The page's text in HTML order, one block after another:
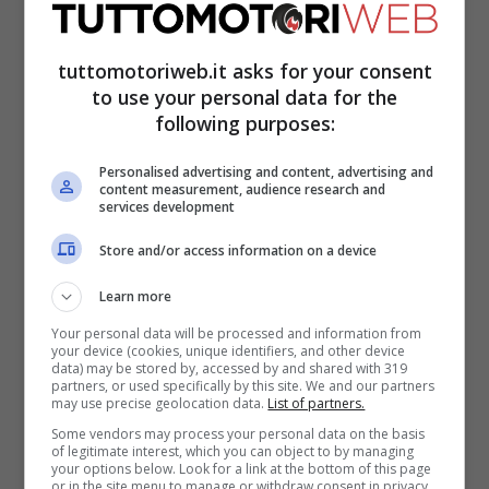
Per saperne di più leggi qui -
cambia dal 18 maggio
A Milano sullaA4 Torino-Brescia(Km
136.5 – direzione: Trieste) coda in uscita a
tuttomotoriweb.it asks for your consent
to use your personal data for the
following purposes:
Personalised advertising and content, advertising and
content measurement, audience research and
services development
Store and/or access information on a device
Learn more
Your personal data will be processed and information from
your device (cookies, unique identifiers, and other device
data) may be stored by, accessed by and shared with 319
partners, or used specifically by this site. We and our partners
may use precise geolocation data. List of partners.
Some vendors may process your personal data on the basis
of legitimate interest, which you can object to by managing
your options below. Look for a link at the bottom of this page